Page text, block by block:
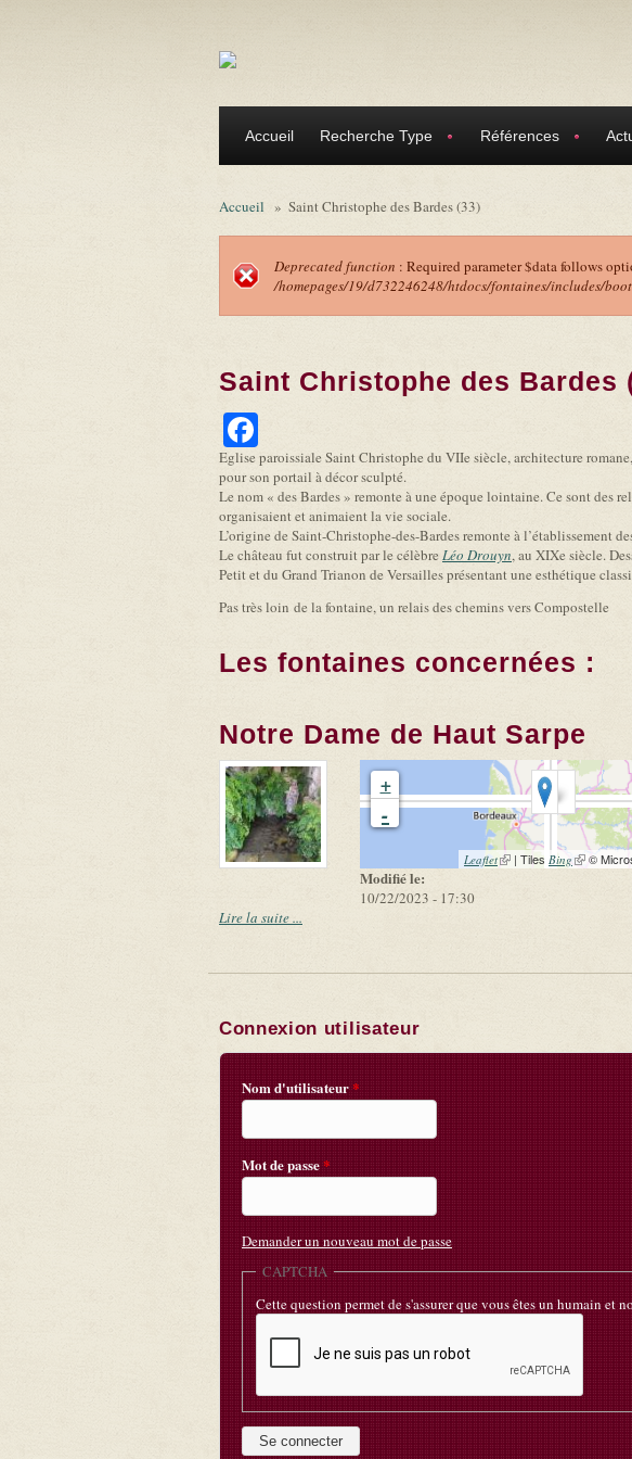
Accueil Recherche Type Références
Accueil » Saint Christophe des Bardes (33)
Message d'erreur
Deprecated function : Required parameter $data follows
/homepages/19/d732246248/htdocs/fontaines/includes/
Saint Christophe des Bardes
Eglise paroissiale Saint Christophe du VIIe siècle, architecture
pour son portail à décor sculpté.
Le nom « des Bardes » remonte à une époque lointaine. Ce sont des
organisaient et animaient la vie sociale.
L’origine de Saint-Christophe-des-Bardes remonte à l’établissement
Le château fut construit par le célèbre Léo Drouyn, au XIXe siècle.
Petit et du Grand Trianon de Versailles présentant une esthétique
Pas très loin de la fontaine, un relais des chemins vers Compostelle
Les fontaines concernées :
Notre Dame de Haut Sarpe
+
-
Leaflet(link is external)
| Tiles Bing (link is
©
Modifié le:
10/22/2023 - 17:30
Lire la suite ...
Connexion utilisateur
Nom d'utilisateur*
Mot de passe*
Demander un nouveau mot de passe
CAPTCHA
Cette question permet de s'assurer que vous êtes un humain et